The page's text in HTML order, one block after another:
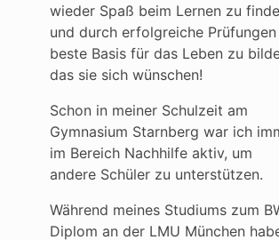
wieder Spaß beim Lernen zu
und durch erfolgreiche
beste Basis für das Leben zu
das sie sich wünschen!
Schon in meiner Schulzeit am
Gymnasium Starnberg war ich
im Bereich Nachhilfe aktiv, um
andere Schüler zu unterstützen.
Während meines Studiums zum
Diplom an der LMU München